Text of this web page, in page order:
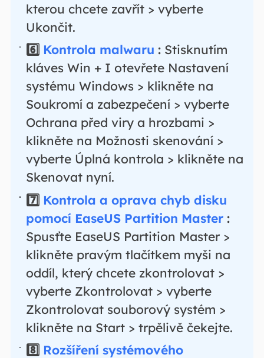
kterou chcete zavřít > vyberte
Ukončit.
6️⃣ Kontrola malwaru : Stisknutím
kláves Win + I otevřete Nastavení
systému Windows > klikněte na
Soukromí a zabezpečení > vyberte
Ochrana před viry a hrozbami >
klikněte na Možnosti skenování >
vyberte Úplná kontrola > klikněte na
Skenovat nyní.
7️⃣ Kontrola a oprava chyb disku
pomocí EaseUS Partition Master :
Spusťte EaseUS Partition Master >
klikněte pravým tlačítkem myši na
oddíl, který chcete zkontrolovat >
vyberte Zkontrolovat > vyberte
Zkontrolovat souborový systém >
klikněte na Start > trpělivě čekejte.
8️⃣ Rozšíření systémového